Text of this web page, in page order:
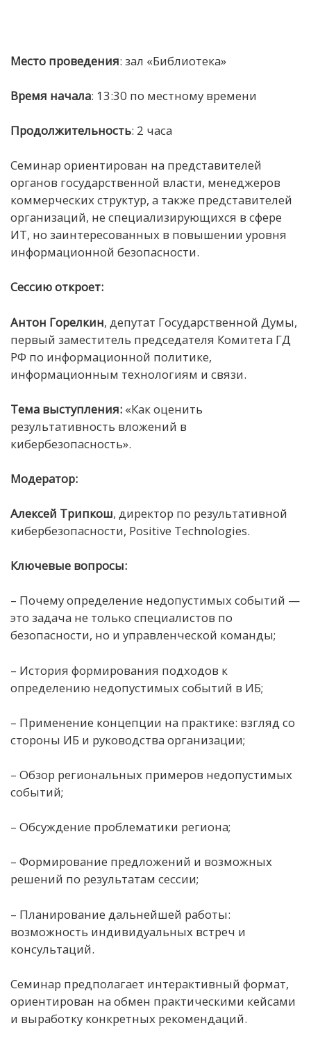
Место проведения: зал «Библиотека»
Время начала: 13:30 по местному времени
Продолжительность: 2 часа
Семинар ориентирован на представителей
органов государственной власти, менеджеров
коммерческих структур, а также представителей
организаций, не специализирующихся в сфере
ИТ, но заинтересованных в повышении уровня
информационной безопасности.
Сессию откроет:
Антон Горелкин, депутат Государственной Думы,
первый заместитель председателя Комитета ГД
РФ по информационной политике,
информационным технологиям и связи.
Тема выступления: «Как оценить
результативность вложений в
кибербезопасность».
Модератор:
Алексей Трипкош, директор по результативной
кибербезопасности, Positive Technologies.
Ключевые вопросы:
– Почему определение недопустимых событий —
это задача не только специалистов по
безопасности, но и управленческой команды;
– История формирования подходов к
определению недопустимых событий в ИБ;
– Применение концепции на практике: взгляд со
стороны ИБ и руководства организации;
– Обзор региональных примеров недопустимых
событий;
– Обсуждение проблематики региона;
– Формирование предложений и возможных
решений по результатам сессии;
– Планирование дальнейшей работы:
возможность индивидуальных встреч и
консультаций.
Семинар предполагает интерактивный формат,
ориентирован на обмен практическими кейсами
и выработку конкретных рекомендаций.